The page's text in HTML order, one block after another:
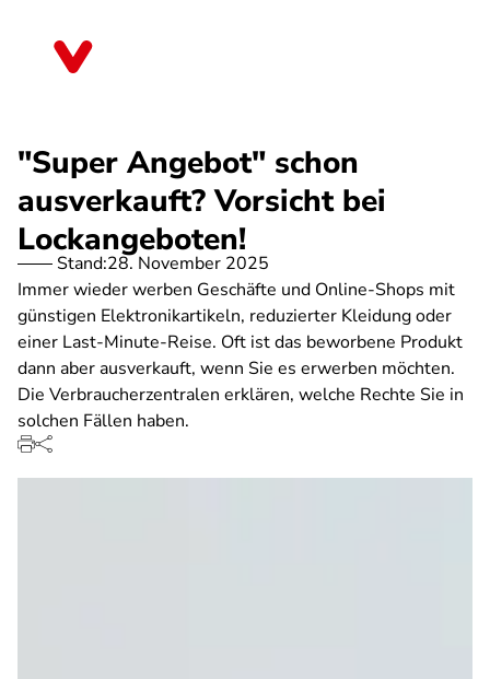
"Super Angebot" schon
ausverkauft? Vorsicht bei
Lockangeboten!
Stand:28. November 2025
Immer wieder werben Geschäfte und Online-Shops mit
günstigen Elektronikartikeln, reduzierter Kleidung oder
einer Last-Minute-Reise. Oft ist das beworbene Produkt
dann aber ausverkauft, wenn Sie es erwerben möchten.
Die Verbraucherzentralen erklären, welche Rechte Sie in
solchen Fällen haben.